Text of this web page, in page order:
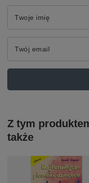
Twoje imię
Twój email
Z tym
także